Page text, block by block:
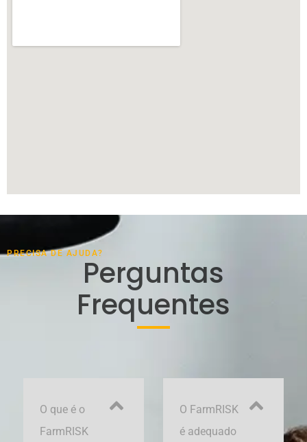
PRECISA DE AJUDA?
Perguntas
Frequentes
O que é o
FarmRISK
O FarmRISK
é adequado